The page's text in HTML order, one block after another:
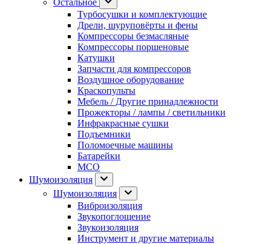
Турбосушки и комплектующие
Дрели, шуруповёрты и фены
Компрессоры безмасляные
Компрессоры поршеновые
Катушки
Запчасти для компрессоров
Воздушное оборудование
Краскопульты
Мебель / Другие принадлежности
Прожекторы / лампы / светильники
Инфракрасные сушки
Подъемники
Поломоечные машины
Батарейки
МСО
Шумоизоляция
Шумоизоляция
Виброизоляция
Звукопоглощение
Звукоизоляция
Инструмент и другие материалы